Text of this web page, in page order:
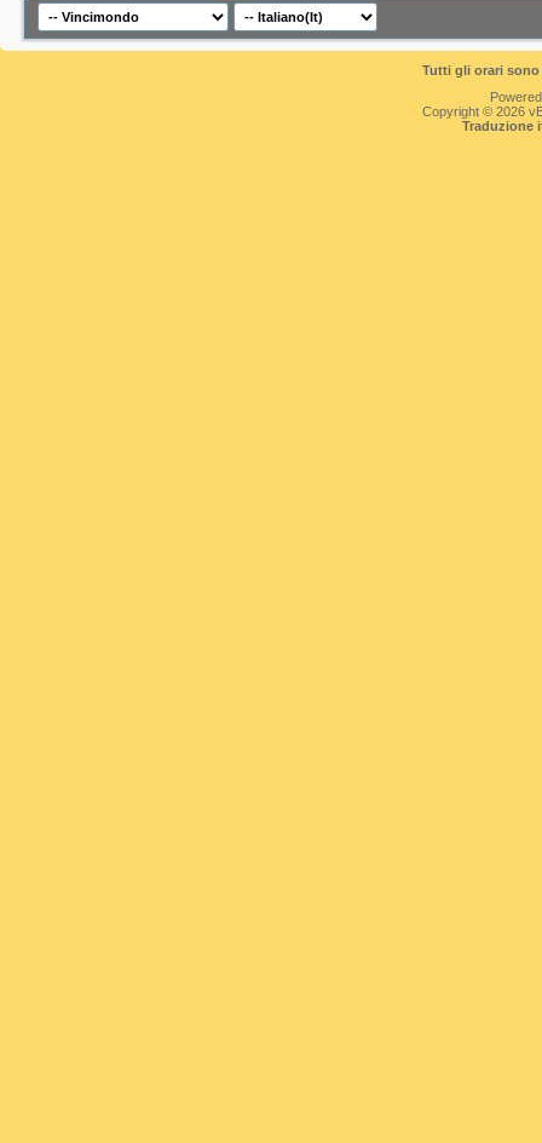
Tutti gli orari
Copyright © 2026
Traduzione